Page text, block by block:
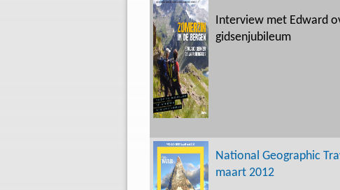
Interview met Edward
gidsenjubileum
National Geographic
maart 2012